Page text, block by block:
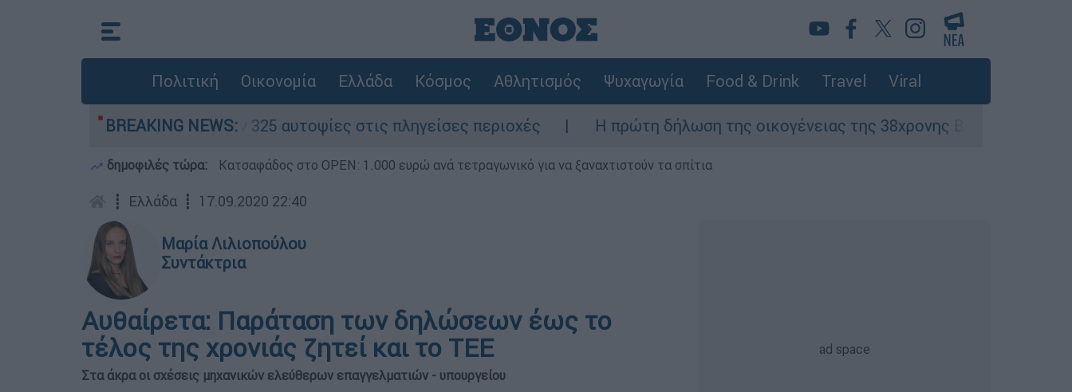
Πολιτική Οικονομία Ελλάδα Κόσμος Αθλητισμός Ψυχαγωγία Food & Drink Travel Viral
BREAKING NEWS:
- Ολοκληρώθηκαν 325 αυτοψίες στις πληγείσες περιοχές Η πρώτη δήλωση της οικογένειας της 38χρονης Βρετανίδας που
δημοφιλές τώρα: Κατσαφάδος στο OPEN: 1.000 ευρώ ανά τετραγωνικό για να ξαναχτιστούν τα σπίτια
┋ Ελλάδα ┋ 17.09.2020 22:40
Μαρία Λιλιοπούλου
Συντάκτρια
Αυθαίρετα: Παράταση των δηλώσεων έως το
τέλος της χρονιάς ζητεί και το ΤΕΕ
Στα άκρα οι σχέσεις μηχανικών ελεύθερων επαγγελματιών - υπουργείου